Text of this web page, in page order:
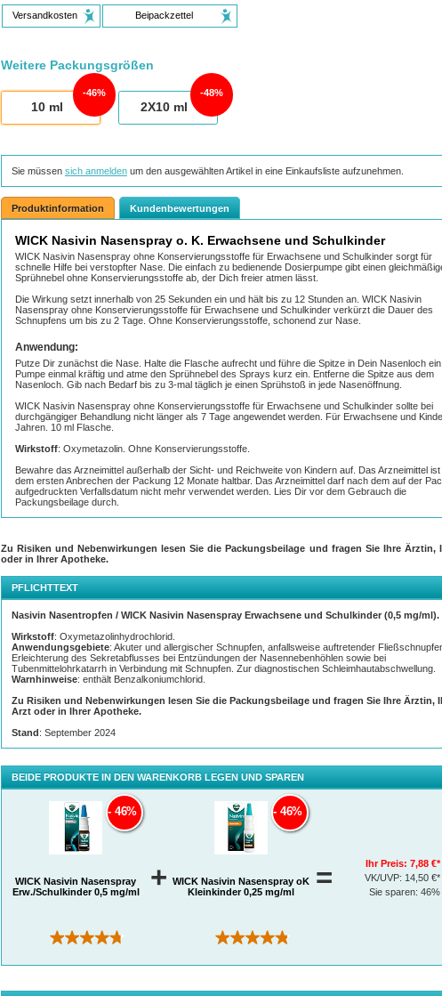
Versandkosten Beipackzettel
Weitere Packungsgrößen
10ml
46%
2X10 ml
48%
Sie müssen sich anmeldenum den ausgewählten Artikel in eine Einkaufsliste aufzunehmen.
Produktinformation Kundenbewertungen
WICK Nasivin Nasenspray o. K. Erwachsene und Schulkinder
WICK Nasivin Nasenspray ohne Konservierungsstoffe für Erwachsene und Schulkinder sorgt für
schnelle Hilfe bei verstopfter Nase. Die einfach zu bedienende Dosierpumpe gibt einen
Sprühnebel ohne Konservierungsstoffe ab, der Dich freier atmen lässt.
Die Wirkung setzt innerhalb von 25 Sekunden ein und hält bis zu 12 Stunden an. WICK Nasivin
Nasenspray ohne Konservierungsstoffe für Erwachsene und Schulkinder verkürzt die Dauer des
Schnupfens um bis zu 2 Tage. Ohne Konservierungsstoffe, schonend zur Nase.
Anwendung:
Putze Dir zunächst die Nase. Halte die Flasche aufrecht und führe die Spitze in Dein Nasenloch ein.
Pumpe einmal kräftig und atme den Sprühnebel des Sprays kurz ein. Entferne die Spitze aus dem
Nasenloch. Gib nach Bedarf bis zu 3-mal täglich je einen Sprühstoß in jede Nasenöffnung.
WICK Nasivin Nasenspray ohne Konservierungsstoffe für Erwachsene und Schulkinder sollte bei
durchgängiger Behandlung nicht länger als 7 Tage angewendet werden. Für Erwachsene und
Jahren. 10 ml Flasche.
Wirkstoff: Oxymetazolin. Ohne Konservierungsstoffe.
Bewahre das Arzneimittel außerhalb der Sicht- und Reichweite von Kindern auf. Das Arzneimittel ist
dem ersten Anbrechen der Packung 12 Monate haltbar. Das Arzneimittel darf nach dem auf der
aufgedruckten Verfallsdatum nicht mehr verwendet werden. Lies Dir vor dem Gebrauch die
Packungsbeilage durch.
Zu Risiken und Nebenwirkungen lesen Sie die Packungsbeilage und fragen Sie Ihre Ärztin,
oder in Ihrer Apotheke.
PFLICHTTEXT
Nasivin Nasentropfen / WICK Nasivin Nasenspray Erwachsene und Schulkinder (0,5 mg/ml).
Wirkstoff: Oxymetazolinhydrochlorid.
Anwendungsgebiete: Akuter und allergischer Schnupfen, anfallsweise auftretender
Erleichterung des Sekretabflusses bei Entzündungen der Nasennebenhöhlen sowie bei
Tubenmittelohrkatarrh in Verbindung mit Schnupfen. Zur diagnostischen Schleimhautabschwellung.
Warnhinweise: enthält Benzalkoniumchlorid.
Zu Risiken und Nebenwirkungen lesen Sie die Packungsbeilage und fragen Sie Ihre Ärztin,
Arzt oder in Ihrer Apotheke.
Stand : September 2024
BEIDE PRODUKTE IN DEN WARENKORB LEGEN UND SPAREN
WICK Nasivin Nasenspray
Erw./Schulkinder 0,5 mg/ml
(8)
46%
+
WICK Nasivin Nasenspray oK
Kleinkinder 0,25 mg/ml
(39)
46%
= Ihr Preis:7,88 €*
VK/UVP: 14,50 €*
Sie sparen:46%